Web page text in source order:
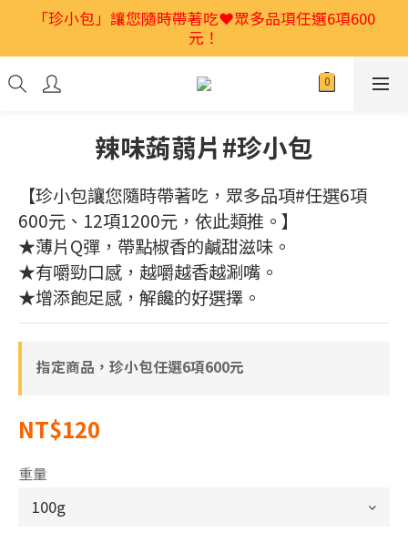
2026馬年禮盒首選🎁獨家低溫烘焙堅果💕特別又好吃
👍
「珍小包」讓您隨時帶著吃❤️眾多品項任選6項600
元！
2026馬年禮盒首選🎁獨家低溫烘焙堅果💕特別又好吃
👍
辣味蒟蒻片#珍小包
【珍小包讓您隨時帶著吃，眾多品項#任選6項
600元、12項1200元，依此類推。】
★薄片Q彈，帶點椒香的鹹甜滋味。
★有嚼勁口感，越嚼越香越涮嘴。
★增添飽足感，解饞的好選擇。
指定商品，珍小包任選6項600元
NT$120
重量